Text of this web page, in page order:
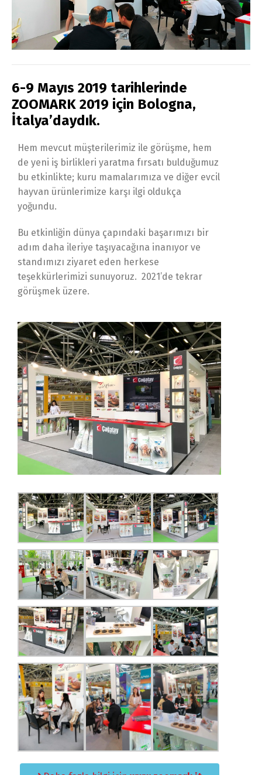
6-9 Mayıs 2019 tarihlerinde
ZOOMARK 2019 için Bologna,
İtalya’daydık.
Hem mevcut müşterilerimiz ile görüşme, hem
de yeni iş birlikleri yaratma fırsatı bulduğumuz
bu etkinlikte; kuru mamalarımıza ve diğer evcil
hayvan ürünlerimize karşı ilgi oldukça
yoğundu.
Bu etkinliğin dünya çapındaki başarımızı bir
adım daha ileriye taşıyacağına inanıyor ve
standımızı ziyaret eden herkese
teşekkürlerimizi sunuyoruz. 2021’de tekrar
görüşmek üzere.
Dili Değiştir